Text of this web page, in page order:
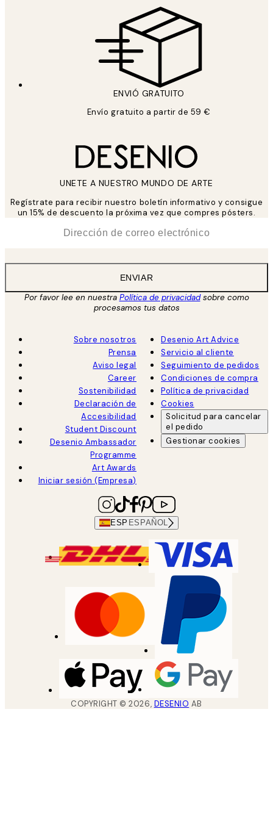
ENVIÓ GRATUITO
Envío gratuito a partir de 59 €
UNETE A NUESTRO MUNDO DE ARTE
Regístrate para recibir nuestro boletín informativo y consigue
un 15% de descuento la próxima vez que compres pósters.
ENVIAR
Por favor lee en nuestra Política de privacidadsobre como
procesamos tus datos
Sobre nosotros
Prensa
Aviso legal
Career
Sostenibilidad
Declaración de
Accesibilidad
Student Discount
Desenio Ambassador
Programme
Art Awards
Iniciar sesión (Empresa)
Desenio Art Advice
Servicio al cliente
Seguimiento de pedidos
Condiciones de compra
Política de privacidad
Cookies
Solicitud para cancelar
el pedido
Gestionar cookies
ESP ESPAÑOL
COPYRIGHT ©2026, DESENIO AB